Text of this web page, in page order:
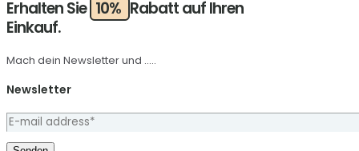
Erhalten Sie 10% Rabatt auf Ihren
Einkauf.
Mach dein Newsletter und .....
Newsletter